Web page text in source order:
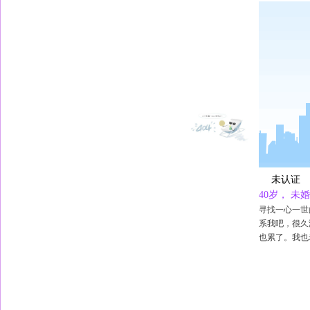
未认证
40岁， 未
寻找一心一
系我吧，很
也累了。我